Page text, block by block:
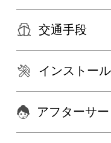
交通手段
インストール
アフターサ